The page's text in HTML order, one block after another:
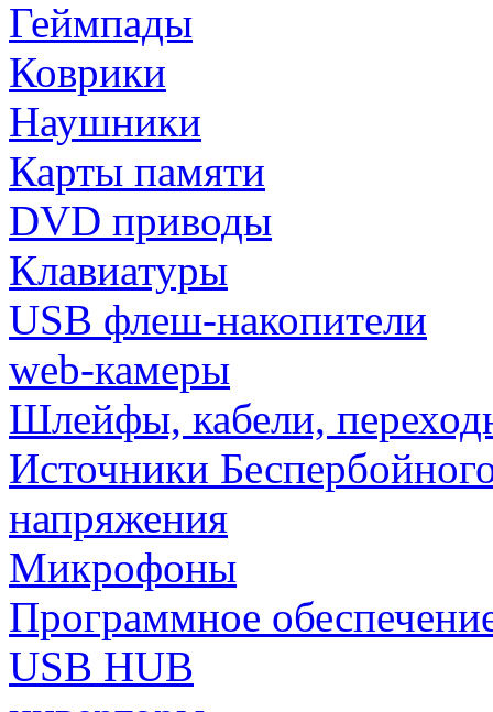
Геймпады
Коврики
Наушники
Карты памяти
DVD приводы
Клавиатуры
USB флеш-накопители
web-камеры
Шлейфы, кабели,
Источники
напряжения
Микрофоны
Программное
USB HUB